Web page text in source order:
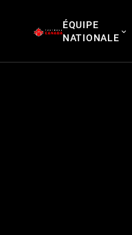
ÉQUIPE
NATIONALE